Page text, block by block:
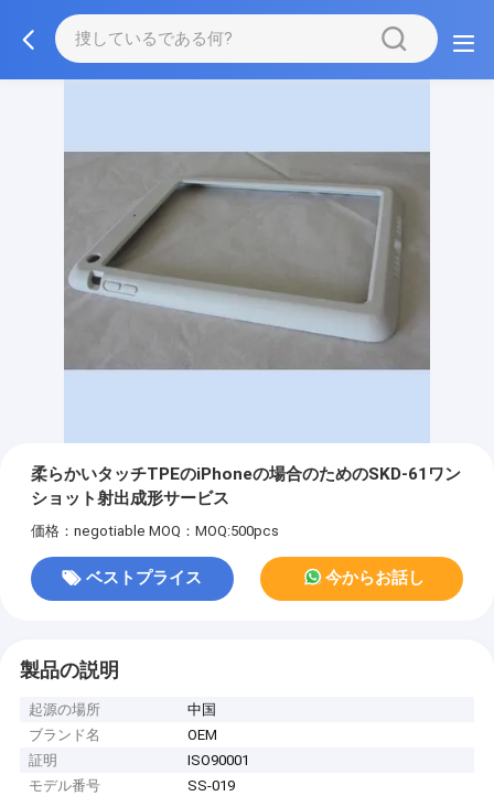
柔らかいタッチTPEのiPhoneの場合のためのSKD-61ワン
ショット射出成形サービス
価格：negotiable MOQ：MOQ:500pcs
ベストプライス 今からお話し
製品の説明
起源の場所
中国
ブランド名
OEM
証明
ISO90001
モデル番号
SS-019